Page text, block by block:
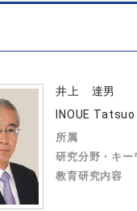
井上 達男
INOUE Tatsuo
所属
研究分野・キー
教育研究内容